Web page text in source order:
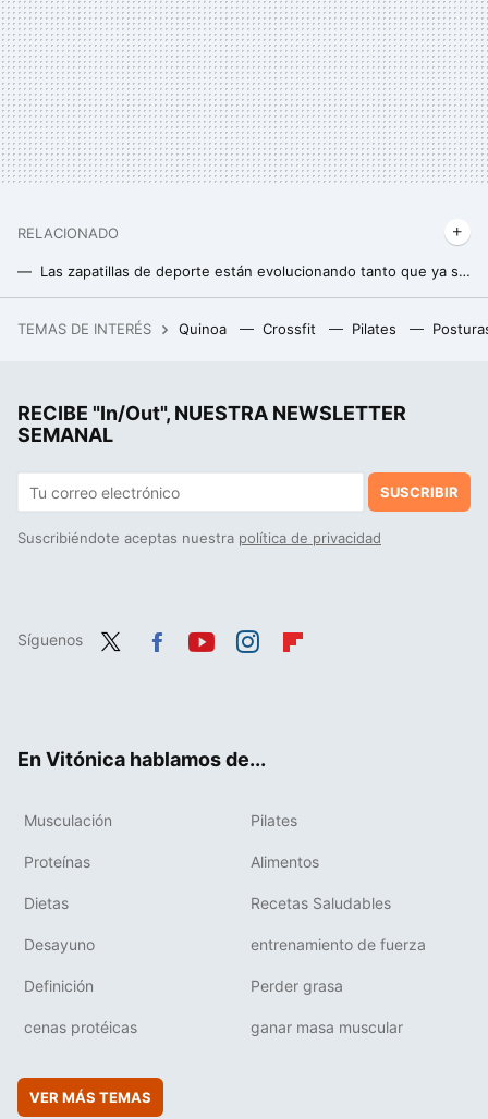
RELACIONADO
Las zapatillas de deporte están evolucionando tanto que ya se acercan al dopaje según el último estudio científico
TEMAS DE INTERÉS Quinoa Crossfit Pilates
RECIBE "In/Out", NUESTRA NEWSLETTER
SEMANAL
SUSCRIBIR
Suscribiéndote aceptas nuestra política de privacidad
Síguenos
En Vitónica hablamos de...
Musculación Pilates
Proteínas Alimentos
Dietas Recetas Saludables
Desayuno entrenamiento de fuerza
Definición Perder grasa
cenas protéicas ganar masa muscular
VER MÁS TEMAS